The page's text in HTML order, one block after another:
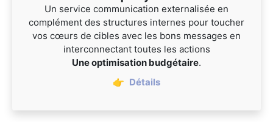
Un service communication externalisée en
complément des structures internes pour toucher
vos cœurs de cibles avec les bons messages en
interconnectant toutes les actions
Une optimisation budgétaire.
👉 Détails